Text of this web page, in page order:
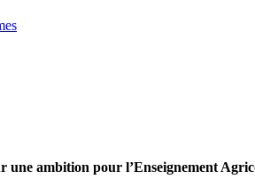
une ambition pour l’Enseignement